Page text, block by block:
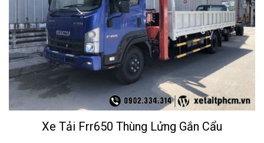
Xe Tải Frr650 Thùng Lửng Gắn Cẩu